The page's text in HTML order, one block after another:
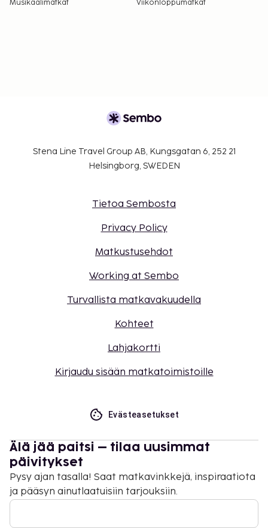
Musikaalimatkat
Viikonloppumatkat
Stena Line Travel Group AB, Kungsgatan 6, 252 21
Helsingborg, SWEDEN
Tietoa Sembosta
Privacy Policy
Matkustusehdot
Working at Sembo
Turvallista matkavakuudella
Kohteet
Lahjakortti
Kirjaudu sisään matkatoimistoille
Evästeasetukset
Älä jää paitsi – tilaa uusimmat
päivitykset
Pysy ajan tasalla! Saat matkavinkkejä, inspiraatiota
ja pääsyn ainutlaatuisiin tarjouksiin.